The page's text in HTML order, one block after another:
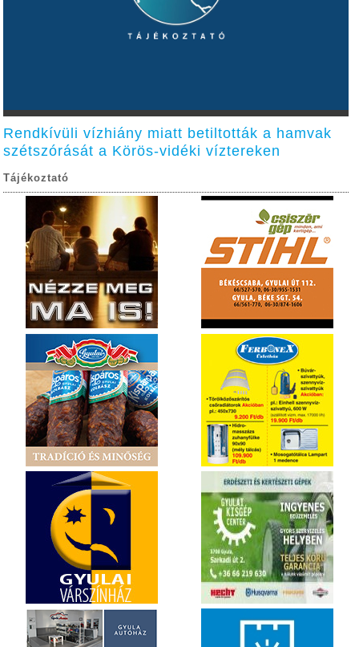
Rendkívüli vízhiány miatt betiltották a hamvak
szétszórását a Körös-vidéki víztereken
Tájékoztató